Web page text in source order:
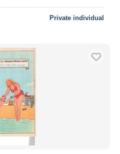
Private individual